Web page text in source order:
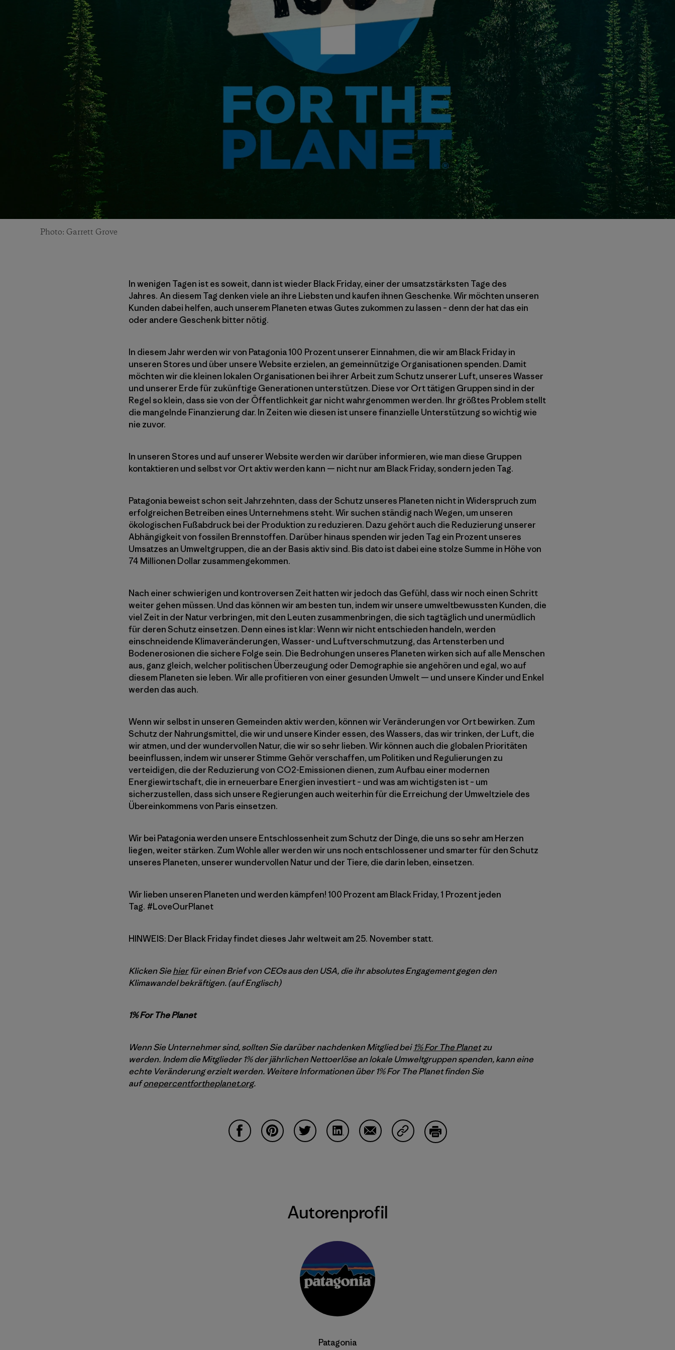
Photo: Garrett Grove
In wenigen Tagen ist es soweit, dann ist wieder Black Friday, einer der umsatzstärksten Tage des
Jahres. An diesem Tag denken viele an ihre Liebsten und kaufen ihnen Geschenke. Wir möchten unseren
Kunden dabei helfen, auch unserem Planeten etwas Gutes zukommen zu lassen – denn der hat das ein
oder andere Geschenk bitter nötig.
In diesem Jahr werden wir von Patagonia 100 Prozent unserer Einnahmen, die wir am Black Friday in
unseren Stores und über unsere Website erzielen, an gemeinnützige Organisationen spenden. Damit
möchten wir die kleinen lokalen Organisationen bei ihrer Arbeit zum Schutz unserer Luft, unseres Wasser
und unserer Erde für zukünftige Generationen unterstützen. Diese vor Ort tätigen Gruppen sind in der
Regel so klein, dass sie von der Öffentlichkeit gar nicht wahrgenommen werden. Ihr größtes Problem stellt
die mangelnde Finanzierung dar. In Zeiten wie diesen ist unsere finanzielle Unterstützung so wichtig wie
nie zuvor.
In unseren Stores und auf unserer Website werden wir darüber informieren, wie man diese Gruppen
kontaktieren und selbst vor Ort aktiv werden kann — nicht nur am Black Friday, sondern jeden Tag.
Patagonia beweist schon seit Jahrzehnten, dass der Schutz unseres Planeten nicht in Widerspruch zum
erfolgreichen Betreiben eines Unternehmens steht. Wir suchen ständig nach Wegen, um unseren
ökologischen Fußabdruck bei der Produktion zu reduzieren. Dazu gehört auch die Reduzierung unserer
Abhängigkeit von fossilen Brennstoffen. Darüber hinaus spenden wir jeden Tag ein Prozent unseres
Umsatzes an Umweltgruppen, die an der Basis aktiv sind. Bis dato ist dabei eine stolze Summe in Höhe von
74 Millionen Dollar zusammengekommen.
Nach einer schwierigen und kontroversen Zeit hatten wir jedoch das Gefühl, dass wir noch einen Schritt
weiter gehen müssen. Und das können wir am besten tun, indem wir unsere umweltbewussten Kunden, die
viel Zeit in der Natur verbringen, mit den Leuten zusammenbringen, die sich tagtäglich und unermüdlich
für deren Schutz einsetzen. Denn eines ist klar: Wenn wir nicht entschieden handeln, werden
einschneidende Klimaveränderungen, Wasser- und Luftverschmutzung, das Artensterben und
Bodenerosionen die sichere Folge sein. Die Bedrohungen unseres Planeten wirken sich auf alle Menschen
aus, ganz gleich, welcher politischen Überzeugung oder Demographie sie angehören und egal, wo auf
diesem Planeten sie leben. Wir alle profitieren von einer gesunden Umwelt — und unsere Kinder und Enkel
werden das auch.
Wenn wir selbst in unseren Gemeinden aktiv werden, können wir Veränderungen vor Ort bewirken. Zum
Schutz der Nahrungsmittel, die wir und unsere Kinder essen, des Wassers, das wir trinken, der Luft, die
wir atmen, und der wundervollen Natur, die wir so sehr lieben. Wir können auch die globalen Prioritäten
beeinflussen, indem wir unserer Stimme Gehör verschaffen, um Politiken und Regulierungen zu
verteidigen, die der Reduzierung von CO2-Emissionen dienen, zum Aufbau einer modernen
Energiewirtschaft, die in erneuerbare Energien investiert – und was am wichtigsten ist – um
sicherzustellen, dass sich unsere Regierungen auch weiterhin für die Erreichung der Umweltziele des
Übereinkommens von Paris einsetzen.
Wir bei Patagonia werden unsere Entschlossenheit zum Schutz der Dinge, die uns so sehr am Herzen
liegen, weiter stärken. Zum Wohle aller werden wir uns noch entschlossener und smarter für den Schutz
unseres Planeten, unserer wundervollen Natur und der Tiere, die darin leben, einsetzen.
Wir lieben unseren Planeten und werden kämpfen! 100 Prozent am Black Friday, 1 Prozent jeden
Tag. #LoveOurPlanet
HINWEIS: Der Black Friday findet dieses Jahr weltweit am 25. November statt.
Klicken Siehierfür einen Brief von CEOs aus den USA, die ihr absolutes Engagement gegen den
Klimawandel bekräftigen. (auf Englisch)
1% For The Planet
Wenn Sie Unternehmer sind, sollten Sie darüber nachdenken Mitglied bei 1% For The Planetzu
werden. Indem die Mitglieder 1% der jährlichen Nettoerlöse an lokale Umweltgruppen spenden, kann eine
echte Veränderung erzielt werden. Weitere Informationen über 1% For The Planet finden Sie
aufonepercentfortheplanet.org.
Autorenprofil
Patagonia